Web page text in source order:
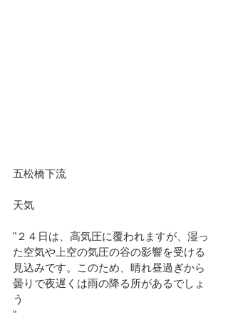
五松橋下流
天気
"２４日は、高気圧に覆われますが、湿っ
た空気や上空の気圧の谷の影響を受ける
見込みです。このため、晴れ昼過ぎから
曇りで夜遅くは雨の降る所があるでしょ
う
"